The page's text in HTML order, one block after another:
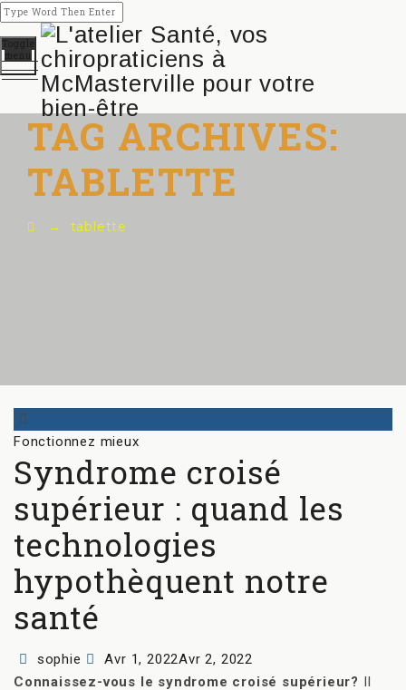
Toggle
menu
TAG ARCHIVES:
TABLETTE
→ tablette
Categories
Fonctionnez mieux
Syndrome croisé
supérieur : quand les
technologies
hypothèquent notre
santé
Author
sophie
Posted
on
Avr 1, 2022Avr 2, 2022
Connaissez-vous le syndrome croisé supérieur? Il